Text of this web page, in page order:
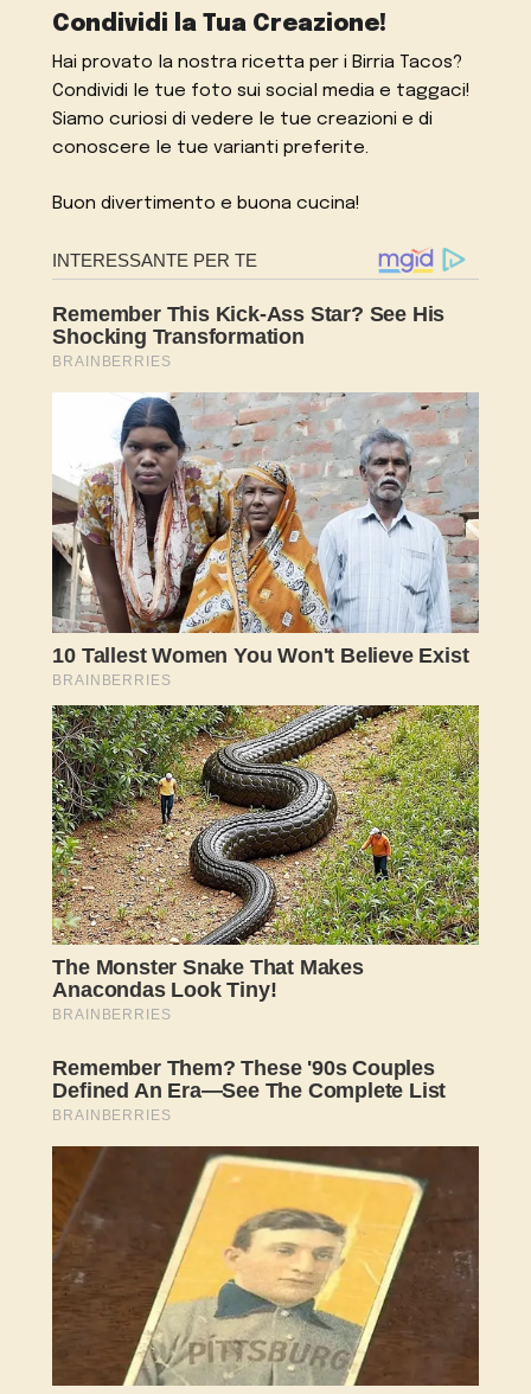
Condividi la Tua Creazione!
Hai provato la nostra ricetta per i Birria Tacos?
Condividi le tue foto sui social media e taggaci!
Siamo curiosi di vedere le tue creazioni e di
conoscere le tue varianti preferite.
Buon divertimento e buona cucina!